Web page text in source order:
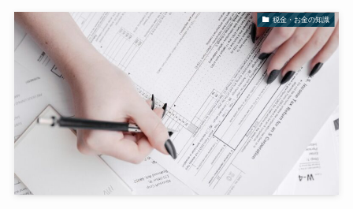
税金・お金の知識